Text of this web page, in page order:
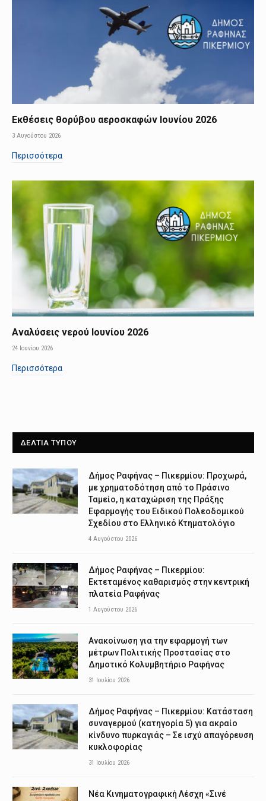
Εκθέσεις θορύβου αεροσκαφών Ιουνίου 2026
3 Αυγούστου 2026
Περισσότερα
Αναλύσεις νερού Ιουνίου 2026
24 Ιουνίου 2026
Περισσότερα
ΔΕΛΤΙΑ ΤΥΠΟΥ
Δήμος Ραφήνας – Πικερμίου: Προχωρά,
με χρηματοδότηση από το Πράσινο
Ταμείο, η καταχώριση της Πράξης
Εφαρμογής του Ειδικού Πολεοδομικού
Σχεδίου στο Ελληνικό Κτηματολόγιο
4 Αυγούστου 2026
Δήμος Ραφήνας – Πικερμίου:
Εκτεταμένος καθαρισμός στην κεντρική
πλατεία Ραφήνας
1 Αυγούστου 2026
Ανακοίνωση για την εφαρμογή των
μέτρων Πολιτικής Προστασίας στο
Δημοτικό Κολυμβητήριο Ραφήνας
31 Ιουλίου 2026
Δήμος Ραφήνας – Πικερμίου: Κατάσταση
συναγερμού (κατηγορία 5) για ακραίο
κίνδυνο πυρκαγιάς – Σε ισχύ απαγόρευση
κυκλοφορίας
31 Ιουλίου 2026
Νέα Κινηματογραφική Λέσχη «Σινέ